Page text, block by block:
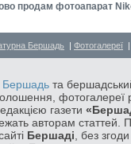
продам фотоапарат
Бершадь | Фотогалереї
Бершадь та
фотогалереї
газети
авторам статтей.
Бершаді , без